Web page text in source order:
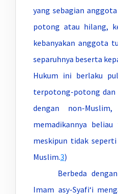
yang sebagian
potong atau hilang,
kebanyakan anggota
separuhnya beserta
Hukum ini berlaku
terpotong-potong dan
dengan non-
memadikannya
meskipun tidak
Muslim.3)
Berbeda
Imam asy-Syafi‘i